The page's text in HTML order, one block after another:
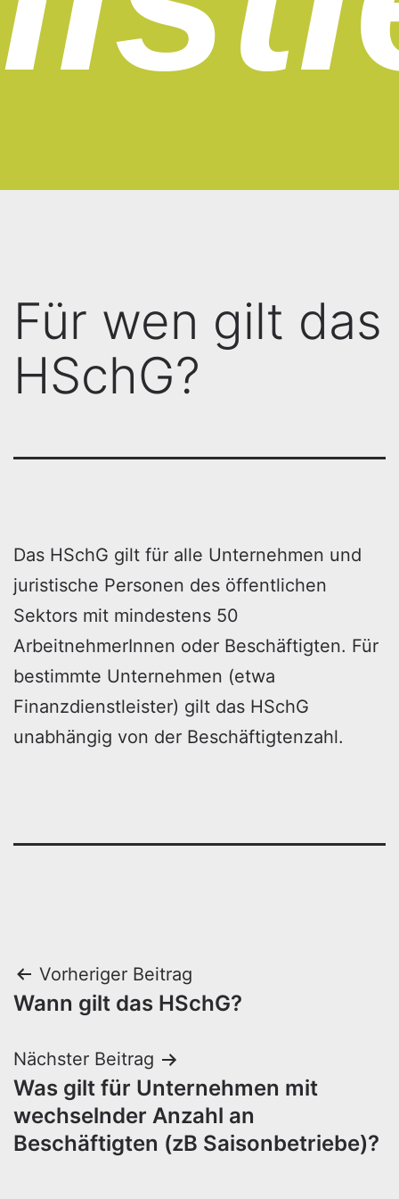
Für wen gilt das
HSchG?
Das HSchG gilt für alle Unternehmen und
juristische Personen des öffentlichen
Sektors mit mindestens 50
ArbeitnehmerInnen oder Beschäftigten. Für
bestimmte Unternehmen (etwa
Finanzdienstleister) gilt das HSchG
unabhängig von der Beschäftigtenzahl.
Beitragsnavigation
Vorheriger Beitrag
Wann gilt das HSchG?
Nächster Beitrag
Was gilt für Unternehmen mit
wechselnder Anzahl an
Beschäftigten (zB Saisonbetriebe)?